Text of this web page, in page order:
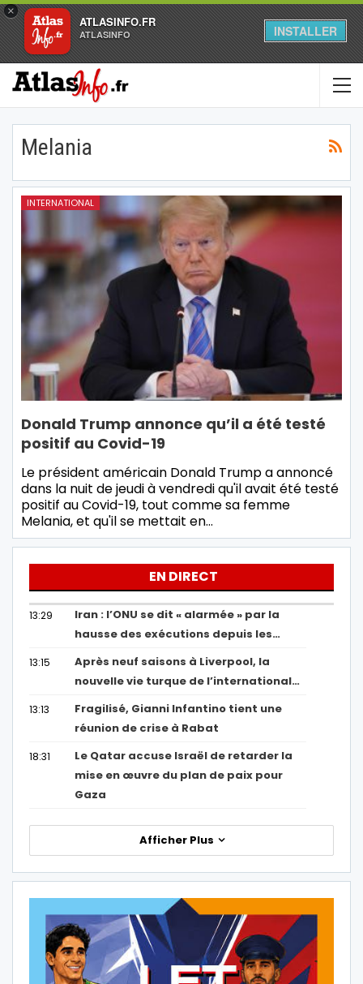
×
ATLASINFO.FR
ATLASINFO INSTALLER
Melania
INTERNATIONAL
Donald Trump annonce qu’il a été testé
positif au Covid-19
Le président américain Donald Trump a annoncé
dans la nuit de jeudi à vendredi qu'il avait été testé
positif au Covid-19, tout comme sa femme
Melania, et qu'il se mettait en…
EN DIRECT
13:29
Iran : l’ONU se dit « alarmée » par la
hausse des exécutions depuis les…
13:15
Après neuf saisons à Liverpool, la
nouvelle vie turque de l’international…
13:13
Fragilisé, Gianni Infantino tient une
réunion de crise à Rabat
18:31
Le Qatar accuse Israël de retarder la
mise en œuvre du plan de paix pour
Gaza
Afficher Plus